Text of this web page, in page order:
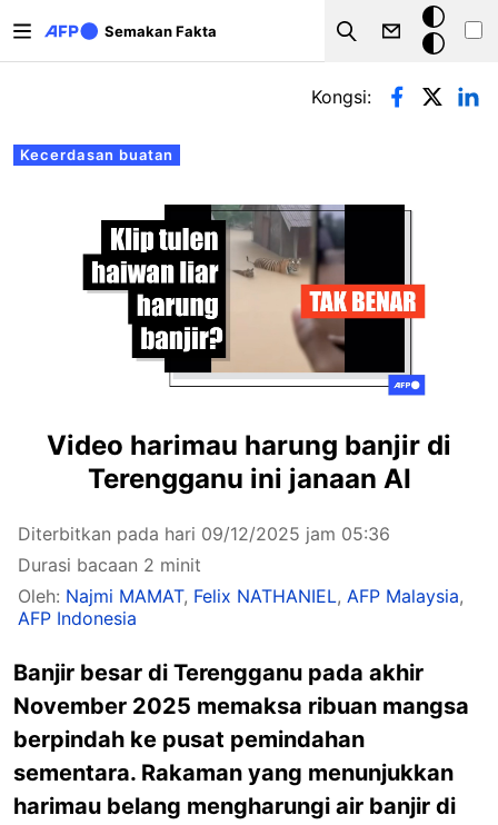
Semakan Fakta
Search
Mod
gelap
Tab-tab utama
Kecerdasan buatan
Kongsi:
Video harimau harung banjir di
Terengganu ini janaan AI
Diterbitkan pada hari 09/12/2025 jam 05:36
Durasi bacaan 2 minit
Oleh: Najmi MAMAT, Felix NATHANIEL, AFP Malaysia,
AFP Indonesia
Banjir besar di Terengganu pada akhir
November 2025 memaksa ribuan mangsa
berpindah ke pusat pemindahan
sementara. Rakaman yang menunjukkan
harimau belang mengharungi air banjir di